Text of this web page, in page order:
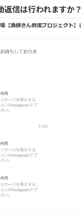
返信は行われますか？